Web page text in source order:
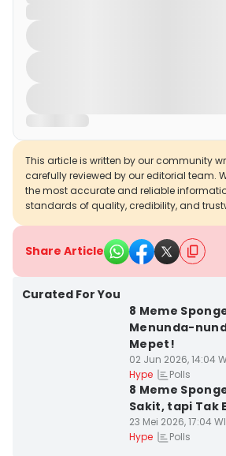
This article is written by our community
carefully reviewed by our editorial team.
the most accurate and reliable
standards of quality, credibility, and
Share Article
Curated For You
8 Meme
Menunda-
Mepet!
02 Jun 2026, 14:04
Hype
Polls
8 Meme
Sakit, tapi Tak
23 Mei 2026, 17:04
Hype
Polls